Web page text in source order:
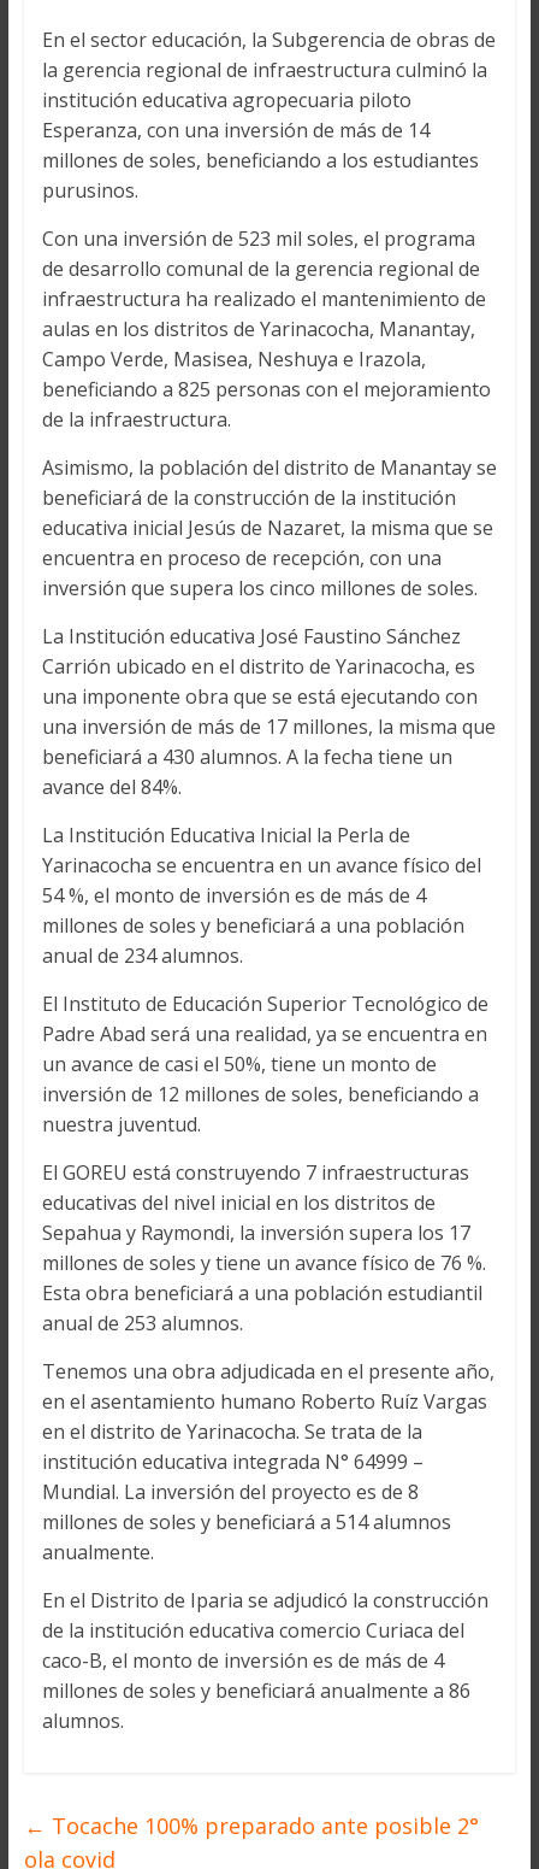
En el sector educación, la Subgerencia de obras de
la gerencia regional de infraestructura culminó la
institución educativa agropecuaria piloto
Esperanza, con una inversión de más de 14
millones de soles, beneficiando a los estudiantes
purusinos.
Con una inversión de 523 mil soles, el programa
de desarrollo comunal de la gerencia regional de
infraestructura ha realizado el mantenimiento de
aulas en los distritos de Yarinacocha, Manantay,
Campo Verde, Masisea, Neshuya e Irazola,
beneficiando a 825 personas con el mejoramiento
de la infraestructura.
Asimismo, la población del distrito de Manantay se
beneficiará de la construcción de la institución
educativa inicial Jesús de Nazaret, la misma que se
encuentra en proceso de recepción, con una
inversión que supera los cinco millones de soles.
La Institución educativa José Faustino Sánchez
Carrión ubicado en el distrito de Yarinacocha, es
una imponente obra que se está ejecutando con
una inversión de más de 17 millones, la misma que
beneficiará a 430 alumnos. A la fecha tiene un
avance del 84%.
La Institución Educativa Inicial la Perla de
Yarinacocha se encuentra en un avance físico del
54 %, el monto de inversión es de más de 4
millones de soles y beneficiará a una población
anual de 234 alumnos.
El Instituto de Educación Superior Tecnológico de
Padre Abad será una realidad, ya se encuentra en
un avance de casi el 50%, tiene un monto de
inversión de 12 millones de soles, beneficiando a
nuestra juventud.
El GOREU está construyendo 7 infraestructuras
educativas del nivel inicial en los distritos de
Sepahua y Raymondi, la inversión supera los 17
millones de soles y tiene un avance físico de 76 %.
Esta obra beneficiará a una población estudiantil
anual de 253 alumnos.
Tenemos una obra adjudicada en el presente año,
en el asentamiento humano Roberto Ruíz Vargas
en el distrito de Yarinacocha. Se trata de la
institución educativa integrada N° 64999 –
Mundial. La inversión del proyecto es de 8
millones de soles y beneficiará a 514 alumnos
anualmente.
En el Distrito de Iparia se adjudicó la construcción
de la institución educativa comercio Curiaca del
caco-B, el monto de inversión es de más de 4
millones de soles y beneficiará anualmente a 86
alumnos.
← Tocache 100% preparado ante posible 2°
ola covid